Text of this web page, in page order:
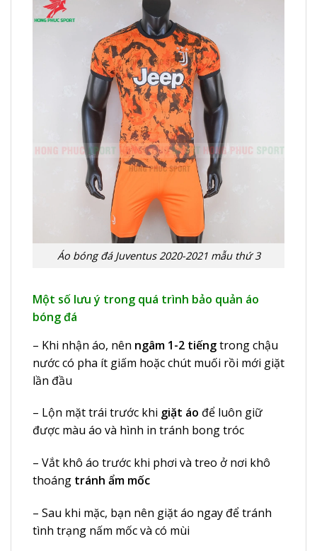
Áo bóng đá Juventus 2020-2021 mẫu thứ 3
Một số lưu ý trong quá trình bảo quản áo
bóng đá
– Khi nhận áo, nên ngâm 1-2 tiếngtrong chậu
nước có pha ít giấm hoặc chút muối rồi mới giặt
lần đầu
– Lộn mặt trái trước khi giặt áo để luôn giữ
được màu áo và hình in tránh bong tróc
– Vắt khô áo trước khi phơi và treo ở nơi khô
thoáng tránh ẩm mốc
– Sau khi mặc, bạn nên giặt áo ngay để tránh
tình trạng nấm mốc và có mùi